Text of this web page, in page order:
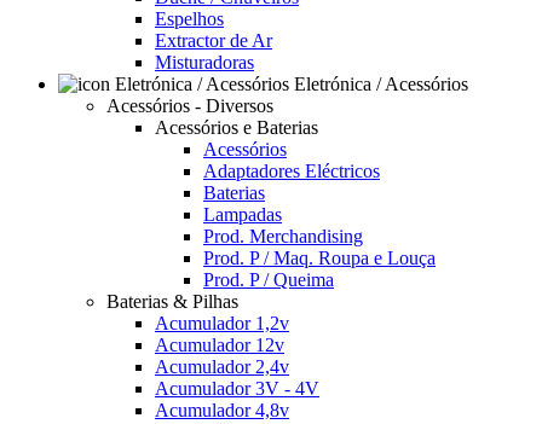
Espelhos
Extractor de Ar
Misturadoras
Eletrónica / Acessórios
Acessórios - Diversos
Acessórios e Baterias
Acessórios
Adaptadores Eléctricos
Baterias
Lampadas
Prod. Merchandising
Prod. P / Maq. Roupa e Louça
Prod. P / Queima
Baterias & Pilhas
Acumulador 1,2v
Acumulador 12v
Acumulador 2,4v
Acumulador 3V - 4V
Acumulador 4,8v